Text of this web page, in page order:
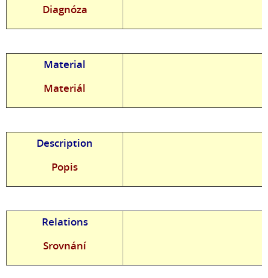
Diagnóza
Material
Materiál
Description
Popis
Relations
Srovnání